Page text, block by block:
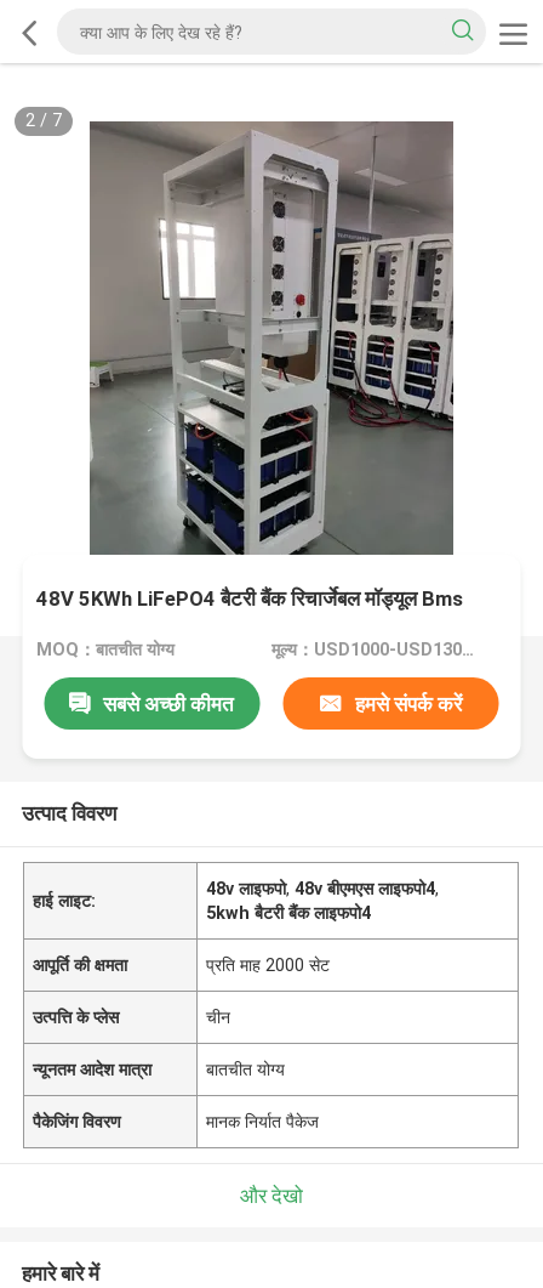
2/ 7
48V 5KWh LiFePO4 बैटरी बैंक रिचार्जेबल मॉड्यूल Bms
MOQ：बातचीत योग्य मूल्य：USD1000-USD1300/SET
सबसे अच्छी कीमत हमसे संपर्क करें
उत्पाद विवरण
हाई लाइट:
48v लाइफपो,48v बीएमएस लाइफपो4,
5kwh बैटरी बैंक लाइफपो4
आपूर्ति की क्षमता प्रति माह 2000 सेट
उत्पत्ति के प्लेस चीन
न्यूनतम आदेश मात्रा बातचीत योग्य
पैकेजिंग विवरण मानक निर्यात पैकेज
और देखो
हमारे बारे में